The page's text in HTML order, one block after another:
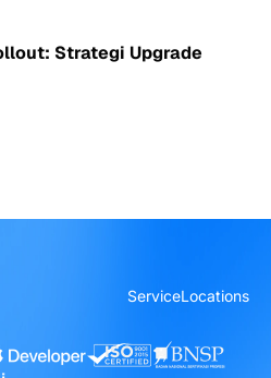
Strategi Upgrade
ServiceLocations